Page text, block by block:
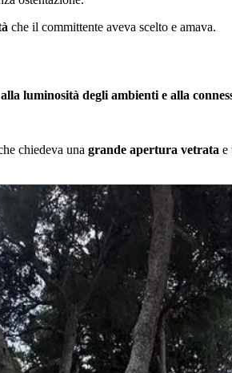
che il committente aveva scelto e amava.
luminosità degli ambienti e alla
chiedeva una grande apertura vetrata e